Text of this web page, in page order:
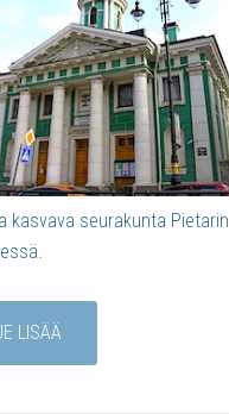
kasvava seurakunta Pietarin
LISÄÄ